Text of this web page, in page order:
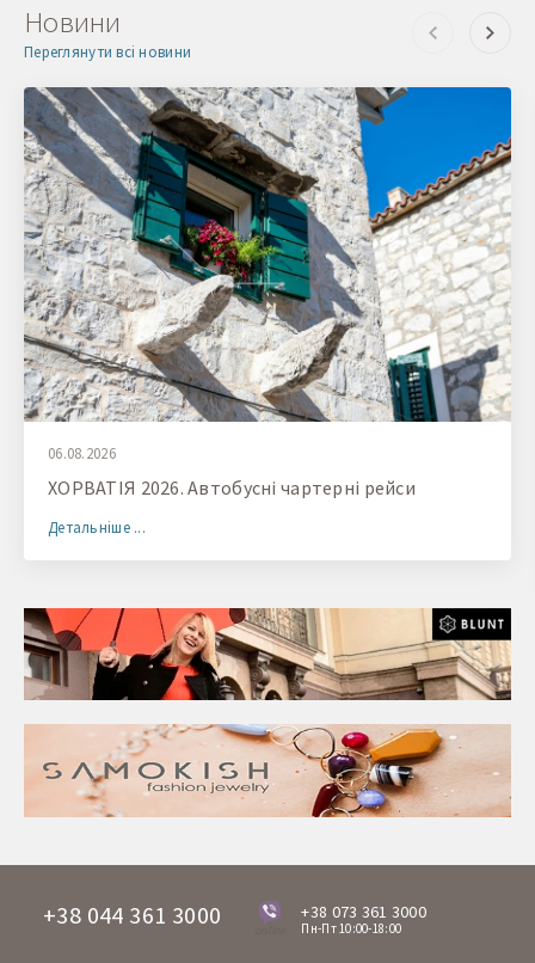
Новини
Переглянути всі новини
06.08.2026
ХОРВАТІЯ 2026. Автобусні чартерні рейси
Детальніше ...
+38 044 361 3000
online
+38 073 361 3000
Пн-Пт 10:00-18:00